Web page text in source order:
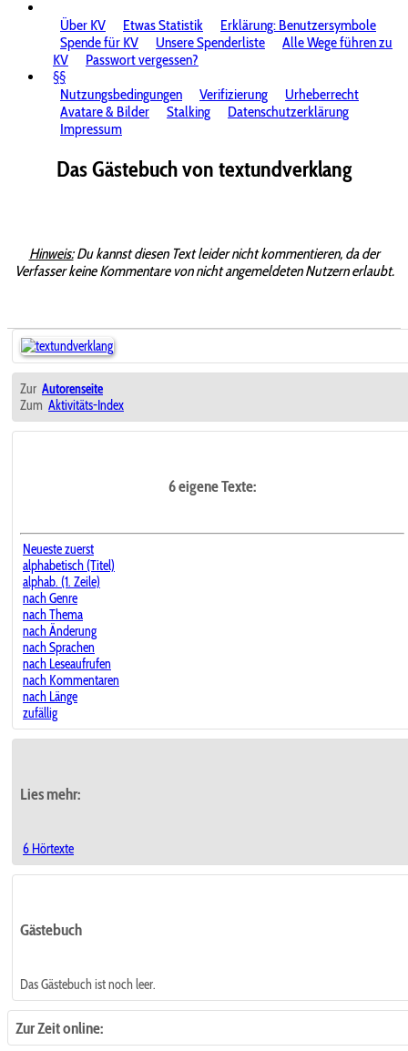
Über KV
Etwas Statistik
Erklärung: Benutzersymbole
Spende für KV
Unsere Spenderliste
Alle Wege führen zu
KV
Passwort vergessen?
§§
Nutzungsbedingungen
Verifizierung
Urheberrecht
Avatare & Bilder
Stalking
Datenschutzerklärung
Impressum
Das Gästebuch von textundverklang
Hinweis:Du kannst diesen Text leider nicht kommentieren, da der
Verfasser keine Kommentare von nicht angemeldeten Nutzern erlaubt.
Zur Autorenseite
Zum Aktivitäts-Index
6 eigene Texte:
Neueste zuerst
alphabetisch (Titel)
alphab. (1. Zeile)
nach Genre
nach Thema
nach Änderung
nach Sprachen
nach Leseaufrufen
nach Kommentaren
nach Länge
zufällig
Lies mehr:
6 Hörtexte
Gästebuch
Das Gästebuch ist noch leer.
Zur Zeit online: